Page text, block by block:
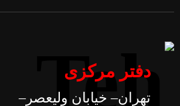
دفتر مرکزی
تهران– خيابان وليعصر–